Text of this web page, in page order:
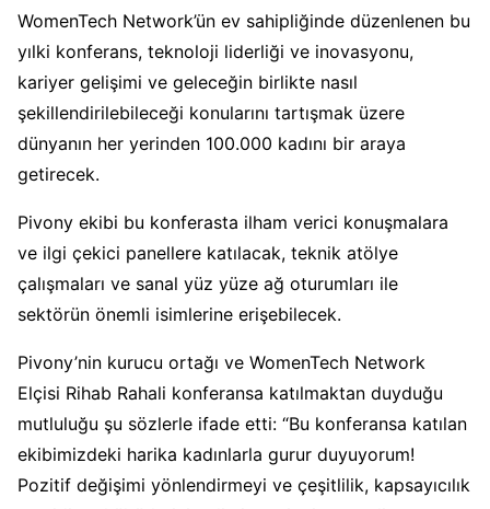
WomenTech Network’ün ev sahipliğinde düzenlenen bu
yılki konferans, teknoloji liderliği ve inovasyonu,
kariyer gelişimi ve geleceğin birlikte nasıl
şekillendirilebileceği konularını tartışmak üzere
dünyanın her yerinden 100.000 kadını bir araya
getirecek.
Pivony ekibi bu konferasta ilham verici konuşmalara
ve ilgi çekici panellere katılacak, teknik atölye
çalışmaları ve sanal yüz yüze ağ oturumları ile
sektörün önemli isimlerine erişebilecek.
Pivony’nin kurucu ortağı ve WomenTech Network
Elçisi Rihab Rahali konferansa katılmaktan duyduğu
mutluluğu şu sözlerle ifade etti: “Bu konferansa katılan
ekibimizdeki harika kadınlarla gurur duyuyorum!
Pozitif değişimi yönlendirmeyi ve çeşitlilik, kapsayıcılık